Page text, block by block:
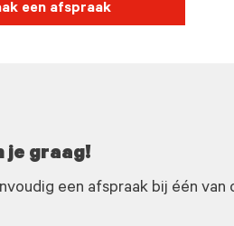
een afspraak
je graag!
een afspraak bij één van